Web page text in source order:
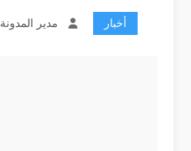
أخبار مدير المدونة